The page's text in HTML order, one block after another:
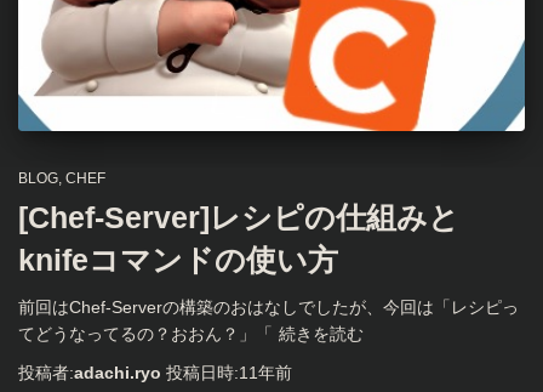
BLOG CHEF
[Chef-Server]レシピの仕組みと
knifeコマンドの使い方
前回はChef-Serverの構築のおはなしでしたが、今回は「レシピっ
てどうなってるの？おおん？」「 続きを読む
投稿者:adachi.ryo 投稿日時:11年前